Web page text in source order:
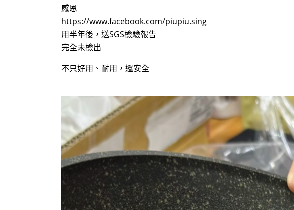
感恩
https://www.facebook.com/piupiu.sing
用半年後，送SGS檢驗報告
完全未檢出
不只好用、耐用，還安全